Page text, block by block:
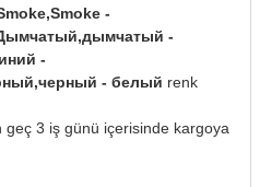
-
-
-
- белый renk
3 iş günü içerisinde kargoya